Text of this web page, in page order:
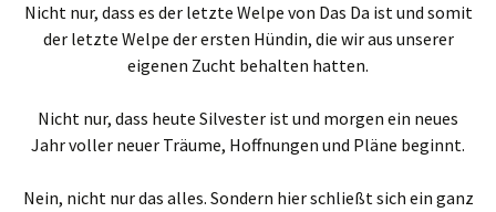
Nicht nur, dass es der letzte Welpe von Das Da ist und somit
der letzte Welpe der ersten Hündin, die wir aus unserer
eigenen Zucht behalten hatten.
Nicht nur, dass heute Silvester ist und morgen ein neues
Jahr voller neuer Träume, Hoffnungen und Pläne beginnt.
Nein, nicht nur das alles. Sondern hier schließt sich ein ganz